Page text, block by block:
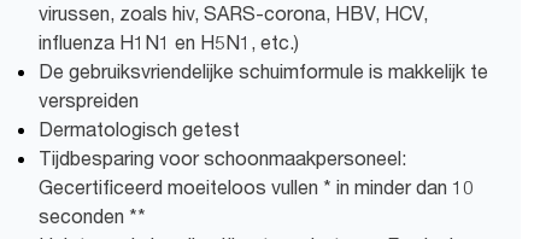
virussen, zoals hiv, SARS-corona, HBV, HCV,
influenza H1N1 en H5N1, etc.)
De gebruiksvriendelijke schuimformule is makkelijk te
verspreiden
Dermatologisch getest
Tijdbesparing voor schoonmaakpersoneel:
Gecertificeerd moeiteloos vullen * in minder dan 10
seconden **